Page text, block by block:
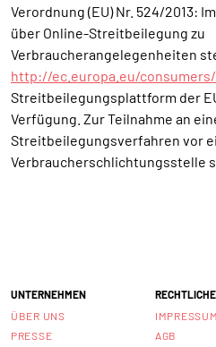
Verordnung (EU) Nr. 524/2013:
über Online-Streitbeilegung zu
Verbraucherangelegenheiten
http://ec.europa.eu/
Streitbeilegungsplattform der
Verfügung. Zur Teilnahme an
Streitbeilegungsverfahren vor
Verbraucherschlichtungsstelle
UNTERNEHMEN
ÜBER UNS
PRESSE
IMPRESSUM
AGB